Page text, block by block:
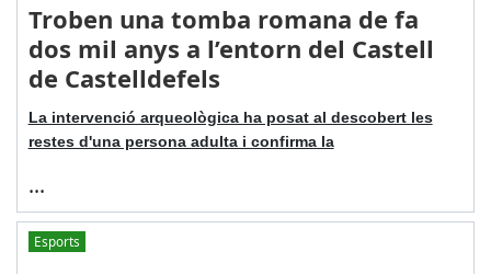
Troben una tomba romana de fa
dos mil anys a l’entorn del Castell
de Castelldefels
La intervenció arqueològica ha posat al descobert les
restes d'una persona adulta i confirma la
...
Esports